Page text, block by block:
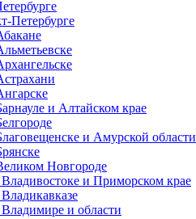
Петербурге
и Алтайском крае
и Амурской области
Новгороде
и Приморском крае
и области